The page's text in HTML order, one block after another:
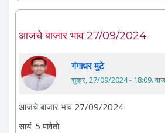
आजचे बाजार भाव 27/09/2024
गंगाधर मुटे
शुक्र, 27/09/2024 - 18:09.
आजचे बाजार भाव 27/09/2024
सायं. 5 पावेतो